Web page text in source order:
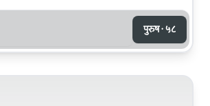
पुरुष · ५८